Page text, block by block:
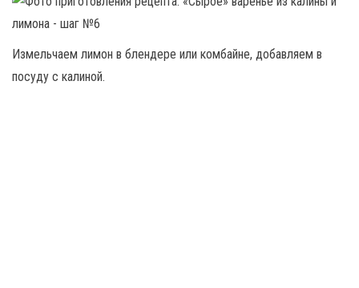
Измельчаем лимон в блендере или комбайне, добавляем в
посуду с калиной.